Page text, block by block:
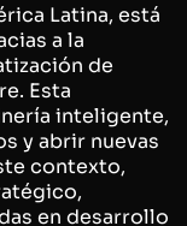
Latina, está
a la
de
Esta
inteligente,
y abrir nuevas
contexto,
en desarrollo